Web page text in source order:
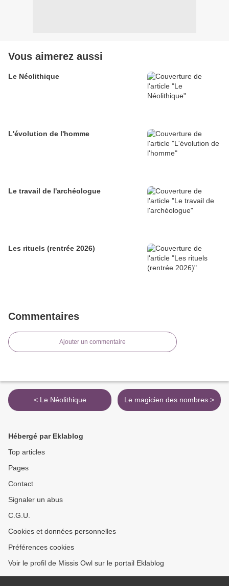
Vous aimerez aussi
Le Néolithique
L'évolution de l'homme
Le travail de l'archéologue
Les rituels (rentrée 2026)
Commentaires
Ajouter un commentaire
< Le Néolithique Le magicien des nombres >
Hébergé par Eklablog
Top articles
Pages
Contact
Signaler un abus
C.G.U.
Cookies et données personnelles
Préférences cookies
Voir le profil de Missis Owl sur le portail Eklablog